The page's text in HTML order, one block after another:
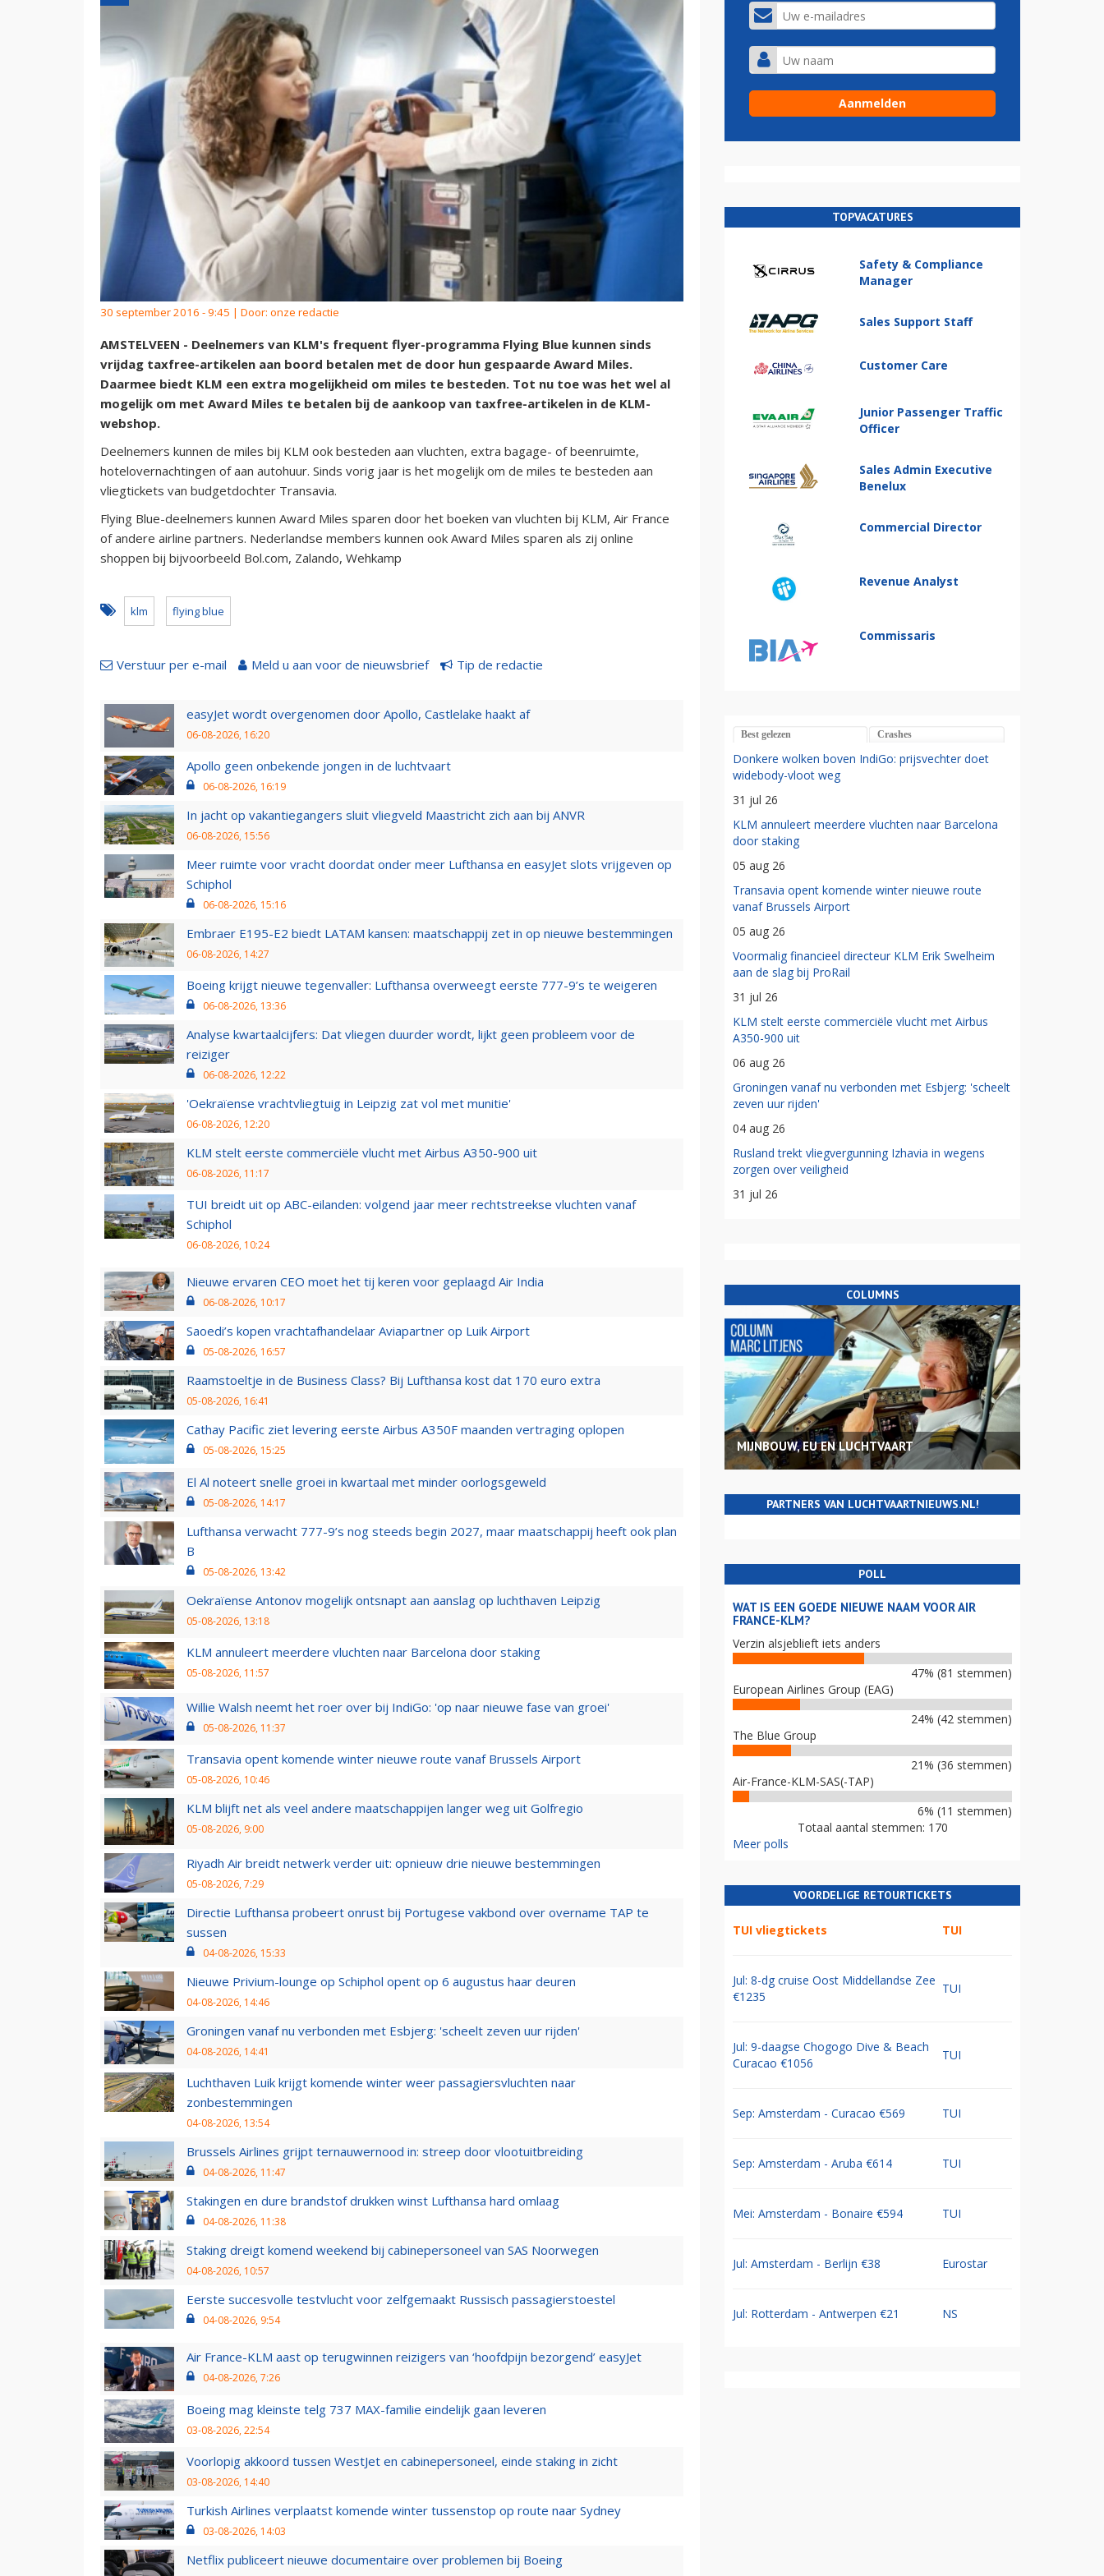
30 september 2016 - 9:45 | Door: onze redactie
AMSTELVEEN - Deelnemers van KLM's frequent flyer-programma Flying Blue kunnen sinds
vrijdag taxfree-artikelen aan boord betalen met de door hun gespaarde Award Miles.
Daarmee biedt KLM een extra mogelijkheid om miles te besteden. Tot nu toe was het wel al
mogelijk om met Award Miles te betalen bij de aankoop van taxfree-artikelen in de KLM-
webshop.
Deelnemers kunnen de miles bij KLM ook besteden aan vluchten, extra bagage- of beenruimte,
hotelovernachtingen of aan autohuur. Sinds vorig jaar is het mogelijk om de miles te besteden aan
vliegtickets van budgetdochter Transavia.
Flying Blue-deelnemers kunnen Award Miles sparen door het boeken van vluchten bij KLM, Air France
of andere airline partners. Nederlandse members kunnen ook Award Miles sparen als zij online
shoppen bij bijvoorbeeld Bol.com, Zalando, Wehkamp
klm flying blue
Verstuur per e-mail Meld u aan voor de nieuwsbrief Tip de redactie
easyJet wordt overgenomen door Apollo, Castlelake haakt af
06-08-2026, 16:20
Apollo geen onbekende jongen in de luchtvaart
06-08-2026, 16:19
In jacht op vakantiegangers sluit vliegveld Maastricht zich aan bij ANVR
06-08-2026, 15:56
Meer ruimte voor vracht doordat onder meer Lufthansa en easyJet slots vrijgeven op
Schiphol
06-08-2026, 15:16
Embraer E195-E2 biedt LATAM kansen: maatschappij zet in op nieuwe bestemmingen
06-08-2026, 14:27
Boeing krijgt nieuwe tegenvaller: Lufthansa overweegt eerste 777-9’s te weigeren
06-08-2026, 13:36
Analyse kwartaalcijfers: Dat vliegen duurder wordt, lijkt geen probleem voor de
reiziger
06-08-2026, 12:22
'Oekraïense vrachtvliegtuig in Leipzig zat vol met munitie'
06-08-2026, 12:20
KLM stelt eerste commerciële vlucht met Airbus A350-900 uit
06-08-2026, 11:17
TUI breidt uit op ABC-eilanden: volgend jaar meer rechtstreekse vluchten vanaf
Schiphol
06-08-2026, 10:24
Nieuwe ervaren CEO moet het tij keren voor geplaagd Air India
06-08-2026, 10:17
Saoedi’s kopen vrachtafhandelaar Aviapartner op Luik Airport
05-08-2026, 16:57
Raamstoeltje in de Business Class? Bij Lufthansa kost dat 170 euro extra
05-08-2026, 16:41
Cathay Pacific ziet levering eerste Airbus A350F maanden vertraging oplopen
05-08-2026, 15:25
El Al noteert snelle groei in kwartaal met minder oorlogsgeweld
05-08-2026, 14:17
Lufthansa verwacht 777-9’s nog steeds begin 2027, maar maatschappij heeft ook plan
B
05-08-2026, 13:42
Oekraïense Antonov mogelijk ontsnapt aan aanslag op luchthaven Leipzig
05-08-2026, 13:18
KLM annuleert meerdere vluchten naar Barcelona door staking
05-08-2026, 11:57
Willie Walsh neemt het roer over bij IndiGo: 'op naar nieuwe fase van groei'
05-08-2026, 11:37
Transavia opent komende winter nieuwe route vanaf Brussels Airport
05-08-2026, 10:46
KLM blijft net als veel andere maatschappijen langer weg uit Golfregio
05-08-2026, 9:00
Riyadh Air breidt netwerk verder uit: opnieuw drie nieuwe bestemmingen
05-08-2026, 7:29
Directie Lufthansa probeert onrust bij Portugese vakbond over overname TAP te
sussen
04-08-2026, 15:33
Nieuwe Privium-lounge op Schiphol opent op 6 augustus haar deuren
04-08-2026, 14:46
Groningen vanaf nu verbonden met Esbjerg: 'scheelt zeven uur rijden'
04-08-2026, 14:41
Luchthaven Luik krijgt komende winter weer passagiersvluchten naar
zonbestemmingen
04-08-2026, 13:54
Brussels Airlines grijpt ternauwernood in: streep door vlootuitbreiding
04-08-2026, 11:47
Stakingen en dure brandstof drukken winst Lufthansa hard omlaag
04-08-2026, 11:38
Staking dreigt komend weekend bij cabinepersoneel van SAS Noorwegen
04-08-2026, 10:57
Eerste succesvolle testvlucht voor zelfgemaakt Russisch passagierstoestel
04-08-2026, 9:54
Air France-KLM aast op terugwinnen reizigers van ‘hoofdpijn bezorgend’ easyJet
04-08-2026, 7:26
Boeing mag kleinste telg 737 MAX-familie eindelijk gaan leveren
03-08-2026, 22:54
Voorlopig akkoord tussen WestJet en cabinepersoneel, einde staking in zicht
03-08-2026, 14:40
Turkish Airlines verplaatst komende winter tussenstop op route naar Sydney
03-08-2026, 14:03
Netflix publiceert nieuwe documentaire over problemen bij Boeing
TOPVACATURES
Safety & Compliance
Manager
Sales Support Staff
Customer Care
Junior Passenger Traffic
Officer
Sales Admin Executive
Benelux
Commercial Director
Revenue Analyst
Commissaris
Best gelezen Crashes
Donkere wolken boven IndiGo: prijsvechter doet
widebody-vloot weg
31 jul 26
KLM annuleert meerdere vluchten naar Barcelona
door staking
05 aug 26
Transavia opent komende winter nieuwe route
vanaf Brussels Airport
05 aug 26
Voormalig financieel directeur KLM Erik Swelheim
aan de slag bij ProRail
31 jul 26
KLM stelt eerste commerciële vlucht met Airbus
A350-900 uit
06 aug 26
Groningen vanaf nu verbonden met Esbjerg: 'scheelt
zeven uur rijden'
04 aug 26
Rusland trekt vliegvergunning Izhavia in wegens
zorgen over veiligheid
31 jul 26
COLUMNS
MIJNBOUW, EU EN LUCHTVAART
PARTNERS VAN LUCHTVAARTNIEUWS.NL!
POLL
WAT IS EEN GOEDE NIEUWE NAAM VOOR AIR
FRANCE-KLM?
Verzin alsjeblieft iets anders
47% (81 stemmen)
European Airlines Group (EAG)
24% (42 stemmen)
The Blue Group
21% (36 stemmen)
Air-France-KLM-SAS(-TAP)
6% (11 stemmen)
Totaal aantal stemmen: 170
Meer polls
VOORDELIGE RETOURTICKETS
TUI vliegtickets TUI
Jul: 8-dg cruise Oost Middellandse Zee
€1235
TUI
Jul: 9-daagse Chogogo Dive & Beach
Curacao €1056
TUI
Sep: Amsterdam - Curacao €569 TUI
Sep: Amsterdam - Aruba €614 TUI
Mei: Amsterdam - Bonaire €594 TUI
Jul: Amsterdam - Berlijn €38 Eurostar
Jul: Rotterdam - Antwerpen €21 NS